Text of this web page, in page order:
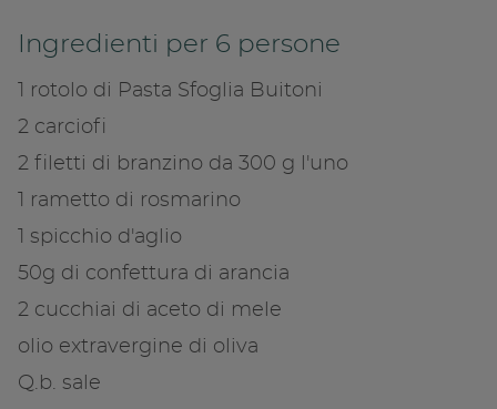
Ingredienti per 6 persone
1 rotolo di Pasta Sfoglia Buitoni
2 carciofi
2 filetti di branzino da 300 g l'uno
1 rametto di rosmarino
1 spicchio d'aglio
50g di confettura di arancia
2 cucchiai di aceto di mele
olio extravergine di oliva
Q.b. sale
Copia link